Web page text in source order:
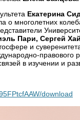
Екатерина
о многолетних
Пари, Сергей
и
правового
в изучении и
download